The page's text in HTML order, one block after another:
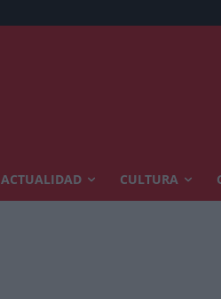
ACTUALIDAD CULTURA